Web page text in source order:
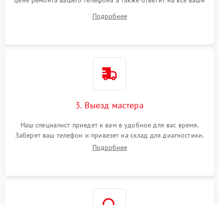
Подробнее
3. Выезд мастера
Наш специалист приедет к вам в удобное для вас время.
Заберет ваш телефон и привезет на склад для диагностики.
Подробнее